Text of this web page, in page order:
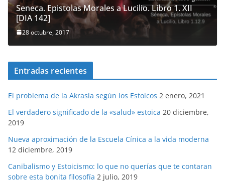
Seneca. Epistolas Morales a Lucilio. Libro 1. XII
[DIA 142]
28 octubre, 2017
Entradas recientes
El problema de la Akrasia según los Estoicos 2 enero, 2021
El verdadero significado de la «salud» estoica 20 diciembre,
2019
Nueva aproximación de la Escuela Cínica a la vida moderna
12 diciembre, 2019
Canibalismo y Estoicismo: lo que no querías que te contaran
sobre esta bonita filosofía 2 julio, 2019